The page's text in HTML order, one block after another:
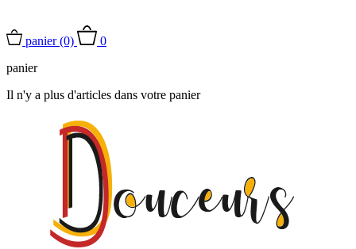
panier(0)
0
panier
Il n'y a plus d'articles dans votre panier